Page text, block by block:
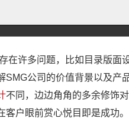
在许多问题，比如目录版
SMG公司的价值背景以及
不同，边边角角的多余修饰
户眼前赏心悦目即是成功。